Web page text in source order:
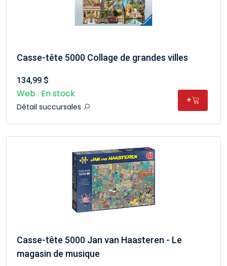
Casse-tête 5000 Collage de grandes villes
134,99 $
Web : En stock
Détail succursales
+
Casse-tête 5000 Jan van Haasteren - Le
magasin de musique